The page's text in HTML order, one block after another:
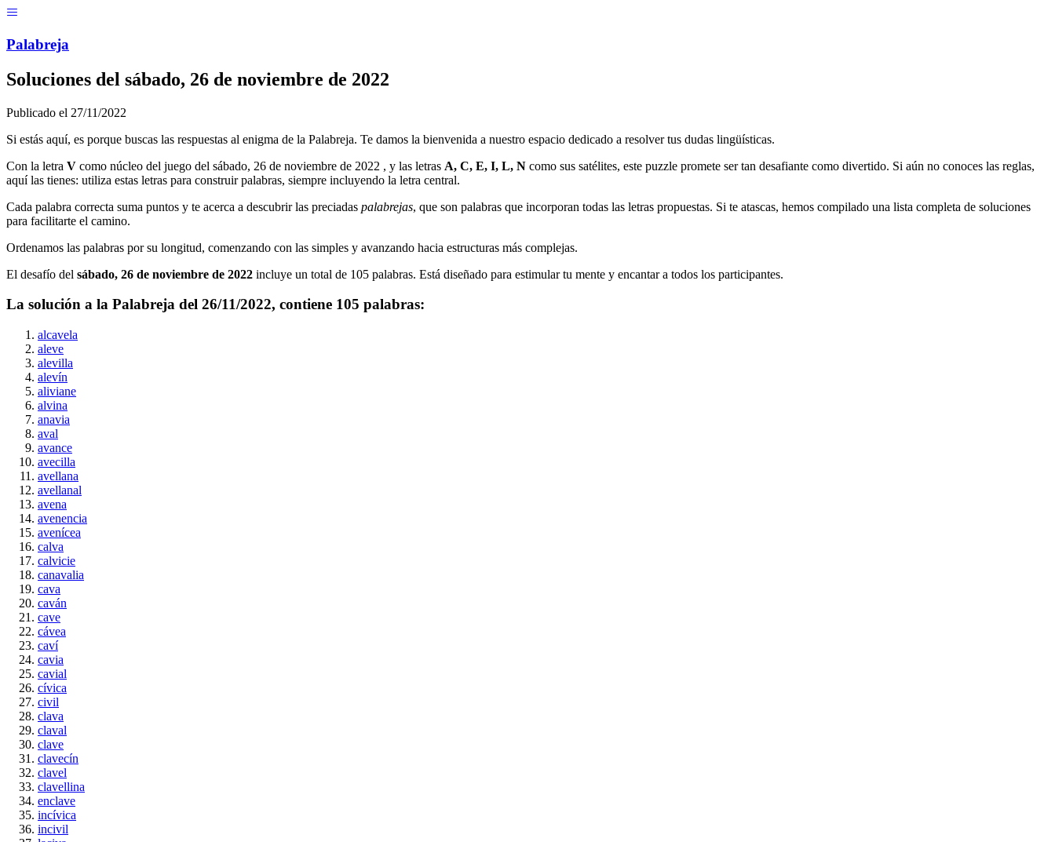
Palabreja
Soluciones del sábado, 26 de noviembre de 2022
Publicado el 27/11/2022
Si estás aquí, es porque buscas las respuestas al enigma de la Palabreja. Te damos la bienvenida a nuestro espacio dedicado a resolver tus dudas lingüísticas.
Con la letra V como núcleo del juego del sábado, 26 de noviembre de 2022 , y las letras A, C, E, I, L, N como sus satélites, este puzzle promete ser tan desafiante como divertido. Si aún no conoces las reglas,
aquí las tienes: utiliza estas letras para construir palabras, siempre incluyendo la letra central.
Cada palabra correcta suma puntos y te acerca a descubrir las preciadas palabrejas, que son palabras que incorporan todas las letras propuestas. Si te atascas, hemos compilado una lista completa de soluciones
para facilitarte el camino.
Ordenamos las palabras por su longitud, comenzando con las simples y avanzando hacia estructuras más complejas.
El desafío del sábado, 26 de noviembre de 2022 incluye un total de 105 palabras. Está diseñado para estimular tu mente y encantar a todos los participantes.
La solución a la Palabreja del 26/11/2022, contiene 105 palabras:
alcavela
aleve
alevilla
alevín
aliviane
alvina
anavia
aval
avance
avecilla
avellana
avellanal
avena
avenencia
avenícea
calva
calvicie
canavalia
cava
caván
cave
cávea
caví
cavia
cavial
cívica
civil
clava
claval
clave
clavecín
clavel
clavellina
enclave
incívica
incivil